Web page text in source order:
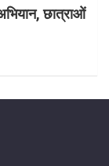
छात्राओं